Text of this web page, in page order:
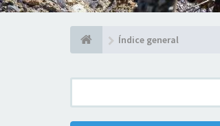
Índice general